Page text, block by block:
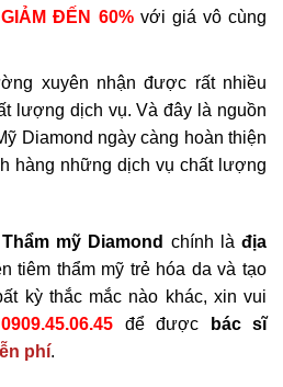
GIẢM ĐẾN 60%với giá vô cùng
xuyên nhận được rất nhiều
lượng dịch vụ. Và đây là nguồn
Diamond ngày càng hoàn thiện
hàng những dịch vụ chất lượng
Thẩm mỹ Diamond chính làđịa
tiêm thẩm mỹ trẻ hóa da và tạo
kỳ thắc mắc nào khác, xin vui
0909.45.06.45 để được
bác sĩ
phí.